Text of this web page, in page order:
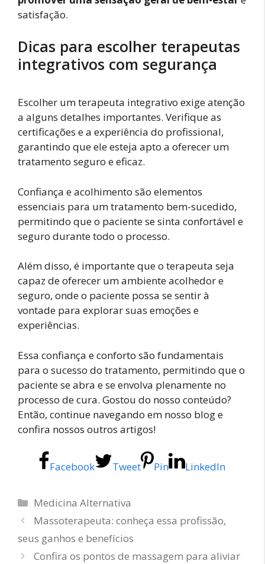
satisfação.
Dicas para escolher terapeutas
integrativos com segurança
Escolher um terapeuta integrativo exige atenção
a alguns detalhes importantes. Verifique as
certificações e a experiência do profissional,
garantindo que ele esteja apto a oferecer um
tratamento seguro e eficaz.
Confiança e acolhimento são elementos
essenciais para um tratamento bem-sucedido,
permitindo que o paciente se sinta confortável e
seguro durante todo o processo.
Além disso, é importante que o terapeuta seja
capaz de oferecer um ambiente acolhedor e
seguro, onde o paciente possa se sentir à
vontade para explorar suas emoções e
experiências.
Essa confiança e conforto são fundamentais
para o sucesso do tratamento, permitindo que o
paciente se abra e se envolva plenamente no
processo de cura. Gostou do nosso conteúdo?
Então, continue navegando em nosso blog e
confira nossos outros artigos!
Facebook Tweet Pin LinkedIn
Categorias
Medicina Alternativa
Massoterapeuta: conheça essa profissão,
seus ganhos e benefícios
Confira os pontos de massagem para aliviar